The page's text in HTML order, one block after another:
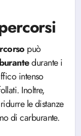
può
durante i
intenso
Inoltre,
le distanze
di carburante.